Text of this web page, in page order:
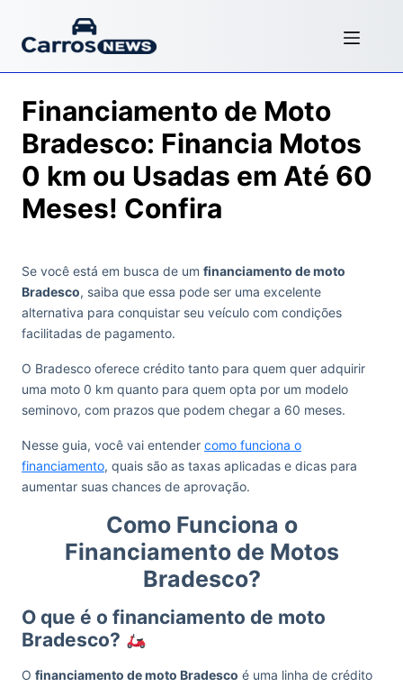
Financiamento de Moto
Bradesco: Financia Motos
0 km ou Usadas em Até 60
Meses! Confira
Se você está em busca de um financiamento de moto
Bradesco, saiba que essa pode ser uma excelente
alternativa para conquistar seu veículo com condições
facilitadas de pagamento.
O Bradesco oferece crédito tanto para quem quer adquirir
uma moto 0 km quanto para quem opta por um modelo
seminovo, com prazos que podem chegar a 60 meses.
Nesse guia, você vai entender como funciona o
financiamento, quais são as taxas aplicadas e dicas para
aumentar suas chances de aprovação.
Como Funciona o
Financiamento de Motos
Bradesco?
O que é o financiamento de moto
Bradesco?
O financiamento de moto Bradesco é uma linha de crédito